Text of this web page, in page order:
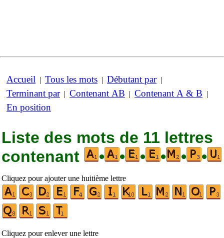
Accueil | Tous les mots | Débutant par|
Terminant par| Contenant AB | Contenant A & B |
En position
Liste des mots de 11 lettres
contenant
• • • • • •
Cliquez pour ajouter une huitième lettre
Cliquez pour enlever une lettre